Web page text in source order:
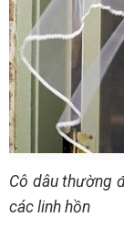
Cô dâu thường
các linh hồn